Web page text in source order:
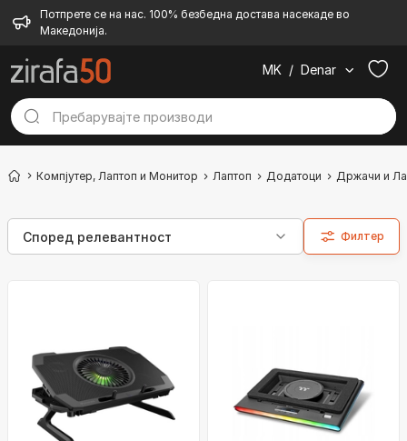
Потпрете се на нас. 100% безбедна достава насекаде во
Македонија.
MK / Denar
Компјутер, Лаптоп и Монитор Лаптоп Додатоци Држачи и
Филтер